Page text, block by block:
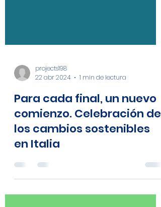
projects198
22 abr 2024
1 min de lectura
Para cada final, un nuevo
comienzo. Celebración de
los cambios sostenibles
en Italia